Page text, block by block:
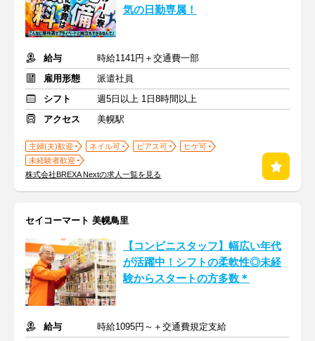
気の日勤専属！
給与
時給1141円＋交通費一部
雇用形態
派遣社員
シフト
週5日以上 1日8時間以上
アクセス
美幌駅
主婦(夫)歓迎 ネイル可 ピアス可
ヒゲ可
未経験者歓迎
株式会社BREXA Nextの求人一覧を見る
セイコーマート 美幌鳥里
【コンビニスタッフ】幅広い年代
が活躍中！シフトの柔軟性◎未経
験からスタートの方多数＊
給与
時給1095円～＋交通費規定支給